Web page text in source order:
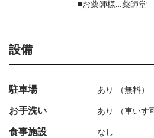
■お薬師様…薬師
設備
駐車場 あり （無料）
お手洗い あり （車いす
食事施設 なし